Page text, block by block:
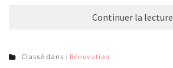
Continuer la lecture
Classé dans : Rénovation